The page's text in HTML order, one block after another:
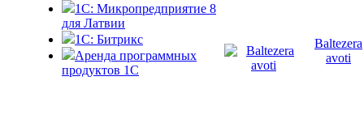
1С: Микропредприятие 8
для Латвии
1C: Битрикс
Аренда программных
продуктов 1С
Baltezera
avoti